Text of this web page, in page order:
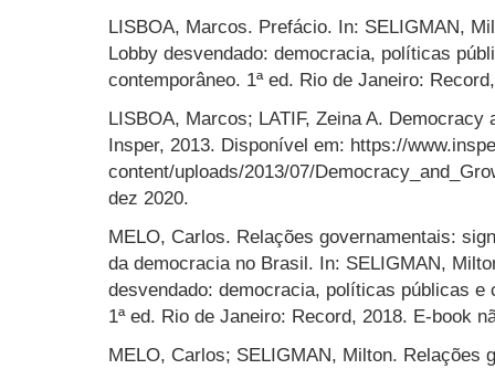
LISBOA, Marcos. Prefácio. In: SELIGMAN,
Lobby desvendado: democracia, políticas
contemporâneo. 1ª ed. Rio de Janeiro:
LISBOA, Marcos; LATIF, Zeina A.
Insper, 2013. Disponível em: https://
content/uploads/2013/07/
dez 2020.
MELO, Carlos. Relações governamentais:
da democracia no Brasil. In: SELIGMAN,
desvendado: democracia, políticas públicas e
1ª ed. Rio de Janeiro: Record, 2018. E-book
MELO, Carlos; SELIGMAN, Milton. Relações